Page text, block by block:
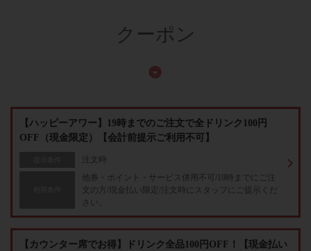
クーポン
【ハッピーアワー】19時までのご注文で全ドリンク100円
OFF（現金限定）【会計前提示ご利用不可】
注文時
他券・ポイント・サービス併用不可/19時までにご注
文の方/現金払い限定/注文時にスタッフにご提示くだ
さい。
【カウンター席でお得】ドリンク全品100円OFF！【現金払い